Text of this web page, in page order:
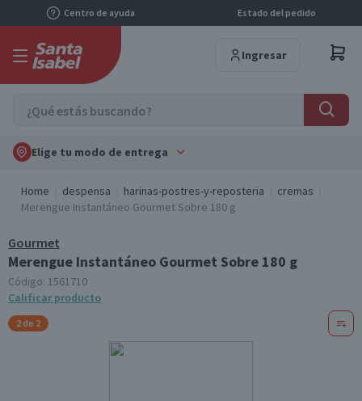
Centro de ayuda Estado del pedido
Ingresar
Elige tu modo de entrega
Home despensa harinas-postres-y-reposteria
cremas
Merengue Instantáneo Gourmet Sobre 180 g
Gourmet
Merengue Instantáneo Gourmet Sobre 180 g
Código: 1561710
Calificar producto
2 de 2